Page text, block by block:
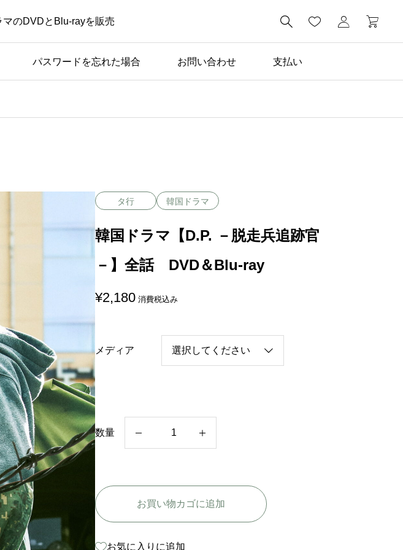
のDVDとBlu-rayを販売 
パスワードを忘れた場合 お問い合わせ 支払い
タ行 韓国ドラマ
韓国ドラマ【D.P. －脱走兵追跡官
－】全話 DVD＆Blu-ray
¥2,180 消費税込み
メディア
数量
国
ラ
マ
【
D
お買い物カゴに追加
お気に入りに追加